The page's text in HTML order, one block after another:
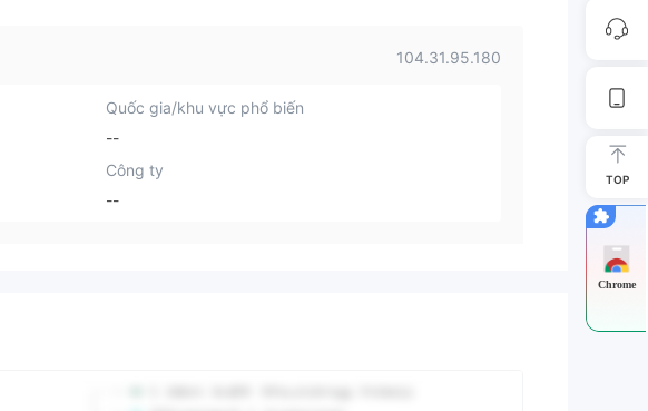
104.31.95.180
Quốc gia/khu vực phổ biến
--
Công ty
--
TOP
Chrome